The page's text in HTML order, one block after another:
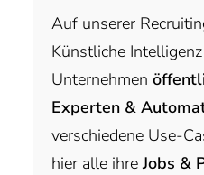
Auf unserer
Künstliche Intelligenz
Unternehmen
Experten &
verschiedene Use-
hier alle ihreJobs &